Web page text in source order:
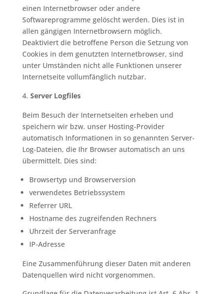
einen Internetbrowser oder andere
Softwareprogramme gelöscht werden. Dies ist in
allen gängigen Internetbrowsern möglich.
Deaktiviert die betroffene Person die Setzung von
Cookies in dem genutzten Internetbrowser, sind
unter Umständen nicht alle Funktionen unserer
Internetseite vollumfänglich nutzbar.
Server Logfiles
Beim Besuch der Internetseiten erheben und
speichern wir bzw. unser Hosting-Provider
automatisch Informationen in so genannten Server-
Log-Dateien, die Ihr Browser automatisch an uns
übermittelt. Dies sind:
Browsertyp und Browserversion
verwendetes Betriebssystem
Referrer URL
Hostname des zugreifenden Rechners
Uhrzeit der Serveranfrage
IP-Adresse
Eine Zusammenführung dieser Daten mit anderen
Datenquellen wird nicht vorgenommen.